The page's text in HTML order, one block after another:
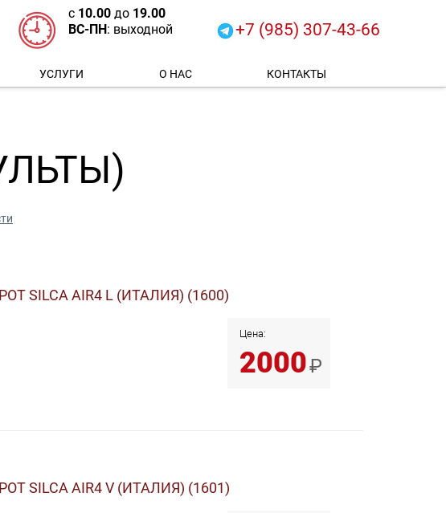
с 10.00 до 19.00
ВС-ПН: выходной +7 (985) 307-43-66
УСЛУГИ О НАС КОНТАКТЫ
SILCA AIR4 L (ИТАЛИЯ) (1600)
Цена:
2000₽
SILCA AIR4 V (ИТАЛИЯ) (1601)